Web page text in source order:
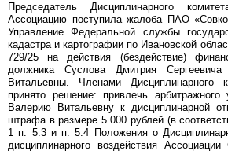
Председатель Дисциплинарного
Ассоциацию поступила жалоба ПАО
Управление Федеральной службы
кадастра и картографии по Ивановской
729/25 на действия (бездействие)
должника Суслова Дмитрия
Витальевны. Членами Дисциплинарного
принято решение: привлечь арбитражного
Валерию Витальевну к дисциплинарной
штрафа в размере 5 000 рублей (в
1 п. 5.3 и п. 5.4 Положения о
дисциплинарного воздействия